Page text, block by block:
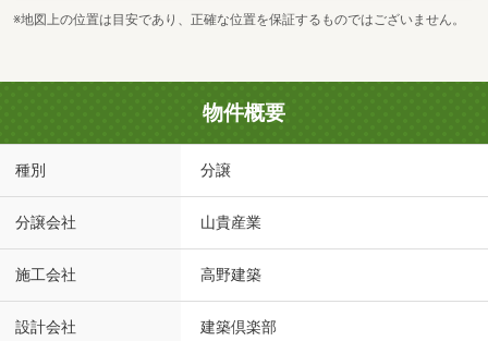
※地図上の位置は目安であり、正確な位置を保証するものではございません。
物件概要
種別 分譲
分譲会社 山貴産業
施工会社 高野建築
設計会社 建築倶楽部